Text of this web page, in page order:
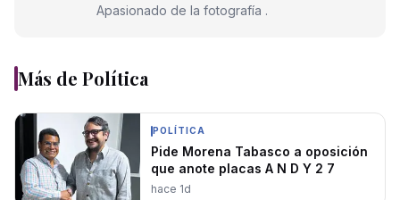
Apasionado de la fotografía .
Más de Política
POLÍTICA
Pide Morena Tabasco a oposición
que anote placas A N D Y 2 7
hace 1d